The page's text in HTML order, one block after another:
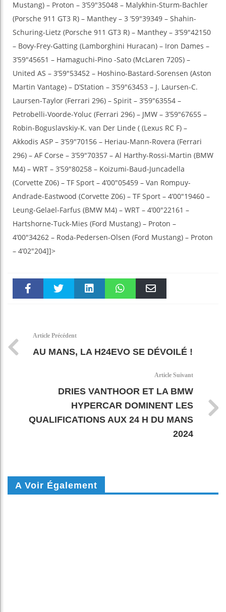
Mustang) – Proton – 3’59″35048 – Malykhin-Sturm-Bachler
(Porsche 911 GT3 R) – Manthey – 3 ’59″39349 – Shahin-
Schuring-Lietz (Porsche 911 GT3 R) – Manthey – 3’59″42150
– Bovy-Frey-Gatting (Lamborghini Huracan) – Iron Dames –
3’59″45651 – Hamaguchi-Pino -Sato (McLaren 720S) –
United AS – 3’59″53452 – Hoshino-Bastard-Sorensen (Aston
Martin Vantage) – D’Station – 3’59″63453 – J. Laursen-C.
Laursen-Taylor (Ferrari 296) – Spirit – 3’59″63554 –
Petrobelli-Voorde-Yoluc (Ferrari 296) – JMW – 3’59″67655 –
Robin-Boguslavskiy-K. van Der Linde ( (Lexus RC F) –
Akkodis ASP – 3’59″70156 – Heriau-Mann-Rovera (Ferrari
296) – AF Corse – 3’59″70357 – Al Harthy-Rossi-Martin (BMW
M4) – WRT – 3’59″80258 – Koizumi-Baud-Juncadella
(Corvette Z06) – TF Sport – 4’00″05459 – Van Rompuy-
Andrade-Eastwood (Corvette Z06) – TF Sport – 4’00″19460 –
Leung-Gelael-Farfus (BMW M4) – WRT – 4’00″22161 –
Hartshorne-Tuck-Mies (Ford Mustang) – Proton –
4’00″34262 – Roda-Pedersen-Olsen (Ford Mustang) – Proton
– 4’02″204]]>
Article Précédent
AU MANS, LA H24EVO SE DÉVOILÉ !
Article Suivant
DRIES VANTHOOR ET LA BMW
HYPERCAR DOMINENT LES
QUALIFICATIONS AUX 24 H DU MANS
2024
A Voir Également